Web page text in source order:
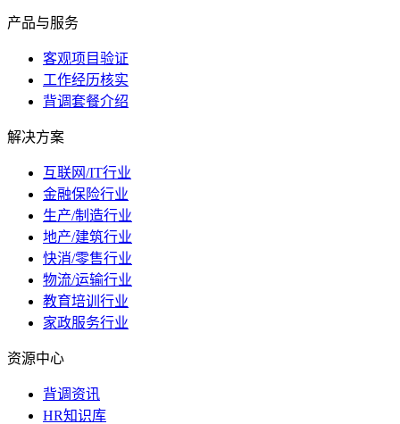
产品与服务
客观项目验证
工作经历核实
背调套餐介绍
解决方案
互联网/IT行业
金融保险行业
生产/制造行业
地产/建筑行业
快消/零售行业
物流/运输行业
教育培训行业
家政服务行业
资源中心
背调资讯
HR知识库